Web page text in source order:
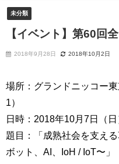
未分類
【イベント】第60回
2018年9月28日 2018年10月2日
場所：グランドニッコー
1）
日時：2018年10月7日（
題目：「成熟社会を支え
ボット、AI、IoH / IoT〜」